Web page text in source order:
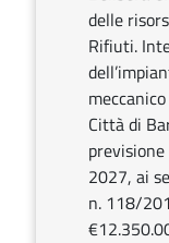
delle
Rifiuti.
Città di
2027, ai
n. 118/